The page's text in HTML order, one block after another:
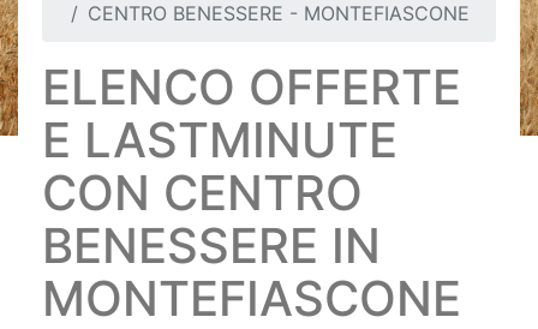
CENTRO BENESSERE - MONTEFIASCONE
ELENCO OFFERTE
E LASTMINUTE
CON CENTRO
BENESSERE IN
MONTEFIASCONE